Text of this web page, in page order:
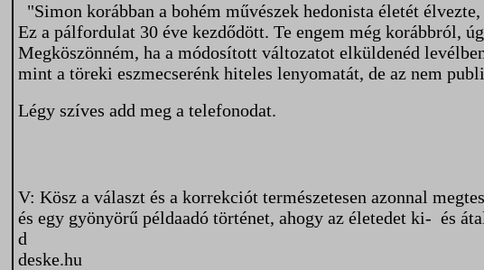
"Simon korábban a bohém művészek hedonista életét
Ez a pálfordulat 30 éve kezdődött. Te engem még korábbról,
Megköszönném, ha a módosított változatot elküldenéd
mint a töreki eszmecserénk hiteles lenyomatát, de az nem
Légy szíves add meg a telefonodat.
V: Kösz a választ és a korrekciót természetesen azonnal
és egy gyönyörű példaadó történet, ahogy az életedet ki- és
d
deske.hu